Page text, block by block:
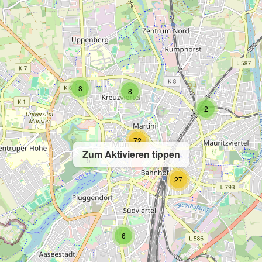
Zum Aktivieren tippen
2
8
6
8
27
5
72